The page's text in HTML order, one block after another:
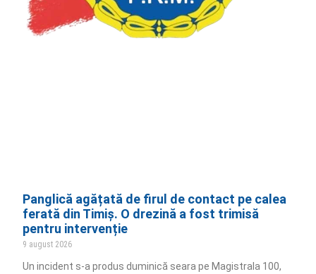
Panglică agățată de firul de contact pe calea
ferată din Timiș. O drezină a fost trimisă
pentru intervenție
9 august 2026
Un incident s-a produs duminică seara pe Magistrala 100,